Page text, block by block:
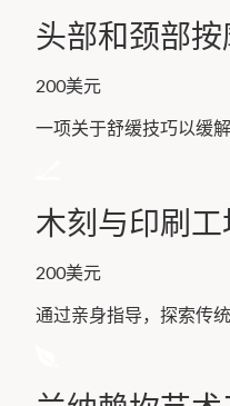
头部和颈部
200美元
一项关于舒缓技巧以缓
木刻与印刷工
200美元
通过亲身指导，探索传